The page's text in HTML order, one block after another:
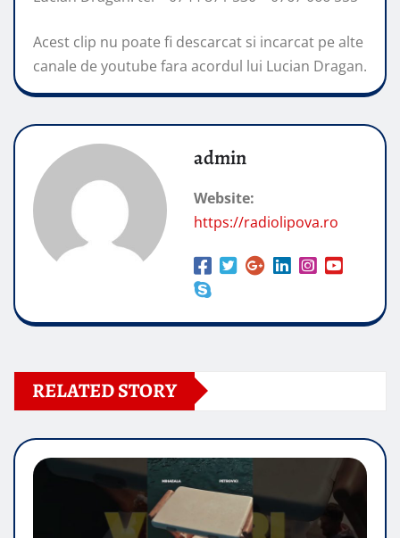
Acest clip nu poate fi descarcat si incarcat pe alte
canale de youtube fara acordul lui Lucian Dragan.
admin
Website:
https://radiolipova.ro
RELATED STORY